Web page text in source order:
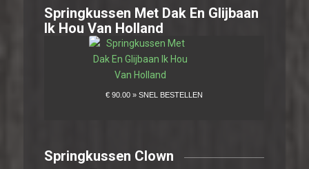
Springkussen Met Dak En Glijbaan
Ik Hou Van Holland
Springkussen Clown